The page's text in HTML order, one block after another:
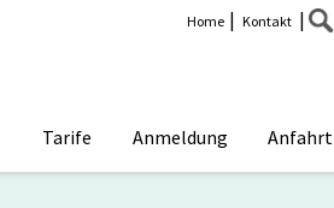
Home | Kontakt |
Tarife Anmeldung Anfahrt